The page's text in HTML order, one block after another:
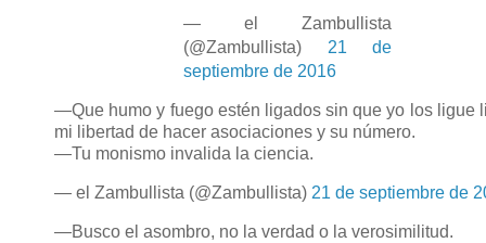
— el Zambullista
(@Zambullista) 21 de
septiembre de 2016
—Que humo y fuego estén ligados sin que yo los ligue
mi libertad de hacer asociaciones y su número.
—Tu monismo invalida la ciencia.
— el Zambullista (@Zambullista) 21 de septiembre de
—Busco el asombro, no la verdad o la verosimilitud.